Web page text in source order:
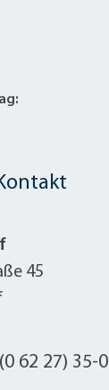
45
62 27) 35-0